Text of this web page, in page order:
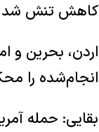
کاهش تنش
اردن، بحرین و
انجام‌شده را
بقایی: حمله